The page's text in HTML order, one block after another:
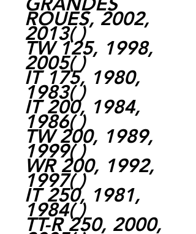
ROUES, 2002,
2013( )
TW 125, 1998,
2005( )
IT 175, 1980,
1983( )
IT 200, 1984,
1986( )
TW 200, 1989,
1999( )
WR 200, 1992,
1997( )
IT 250, 1981,
1984( )
TT-R 250, 2000,